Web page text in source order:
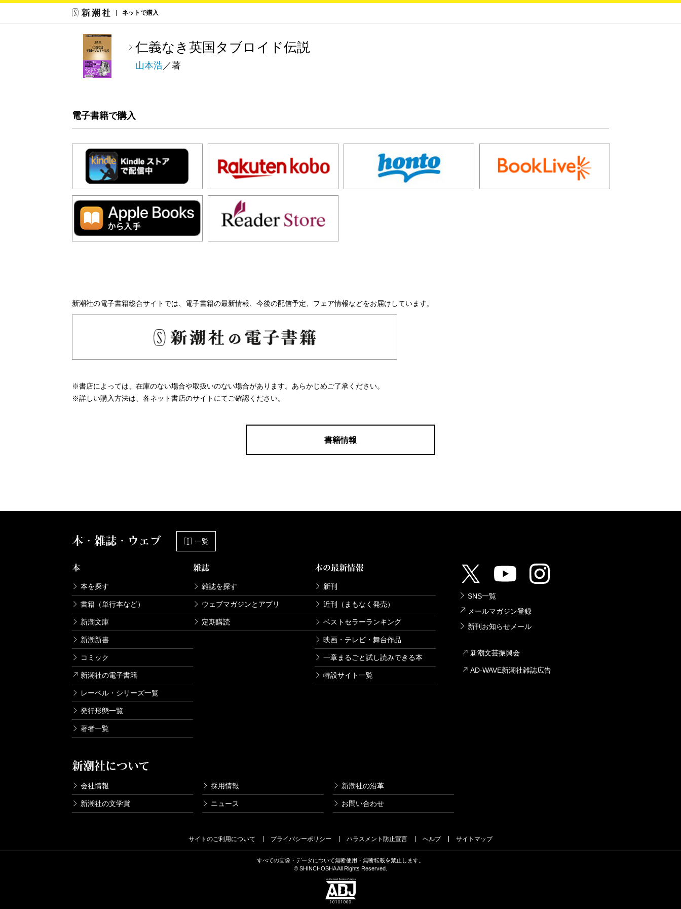
ネットで購入
仁義なき英国タブロイド伝説
山本浩／著
電子書籍で購入
新潮社の電子書籍総合サイトでは、電子書籍の最新情報、今後の配信予定、フェア情報などをお届けしています。
※書店によっては、在庫のない場合や取扱いのない場合があります。あらかじめご了承ください。
※詳しい購入方法は、各ネット書店のサイトにてご確認ください。
書籍情報
本・雑誌・ウェブ 一覧
本
本を探す
書籍（単行本など）
新潮文庫
新潮新書
コミック
新潮社の電子書籍
レーベル・シリーズ一覧
発行形態一覧
著者一覧
雑誌
雑誌を探す
ウェブマガジンとアプリ
定期購読
本の最新情報
新刊
近刊（まもなく発売）
ベストセラーランキング
映画・テレビ・舞台作品
一章まるごと試し読みできる本
特設サイト一覧
新潮社について
会社情報 採用情報 新潮社の沿革
新潮社の文学賞 ニュース お問い合わせ
SNS一覧
メールマガジン登録
新刊お知らせメール
新潮文芸振興会
AD-WAVE新潮社雑誌広告
サイトのご利用について プライバシーポリシー ハラスメント防止宣言 ヘルプ サイトマップ
すべての画像・データについて無断使用・無断転載を禁止します。
© SHINCHOSHA All Rights Reserved.